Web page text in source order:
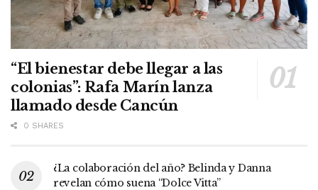
“El bienestar debe llegar a las
colonias”: Rafa Marín lanza
llamado desde Cancún
0 SHARES
¿La colaboración del año? Belinda y Danna
revelan cómo suena “Dolce Vitta”